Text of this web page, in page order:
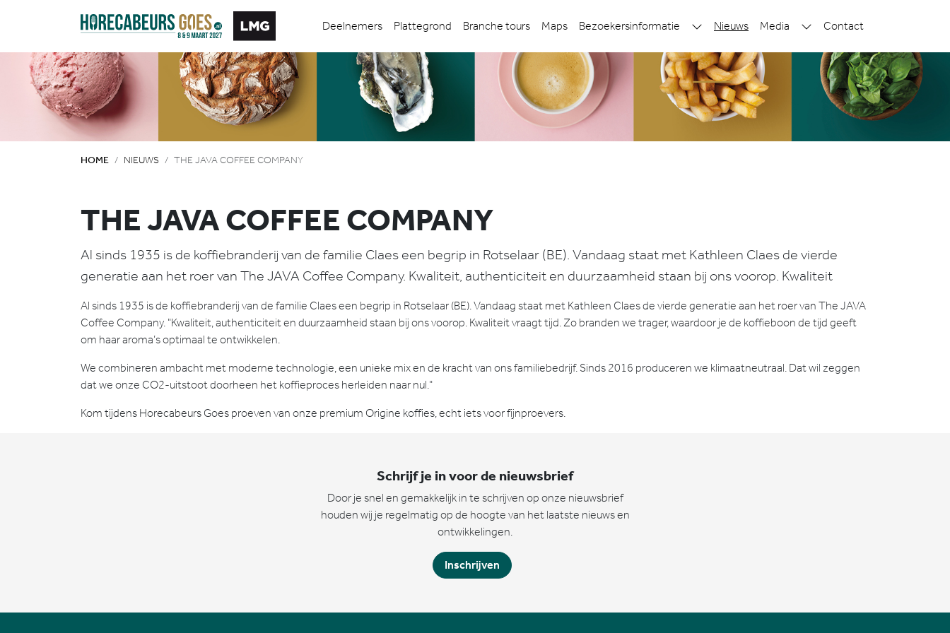
Deelnemers Plattegrond Branche tours Maps Bezoekersinformatie Nieuws Media Contact
HOME NIEUWS THE JAVA COFFEE COMPANY
THE JAVA COFFEE COMPANY
Al sinds 1935 is de koffiebranderij van de familie Claes een begrip in Rotselaar (BE). Vandaag staat met Kathleen Claes de vierde
generatie aan het roer van The JAVA Coffee Company. Kwaliteit, authenticiteit en duurzaamheid staan bij ons voorop. Kwaliteit
Al sinds 1935 is de koffiebranderij van de familie Claes een begrip in Rotselaar (BE). Vandaag staat met Kathleen Claes de vierde generatie aan het roer van The JAVA
Coffee Company. "Kwaliteit, authenticiteit en duurzaamheid staan bij ons voorop. Kwaliteit vraagt tijd. Zo branden we trager, waardoor je de koffieboon de tijd geeft
om haar aroma’s optimaal te ontwikkelen.
We combineren ambacht met moderne technologie, een unieke mix en de kracht van ons familiebedrijf. Sinds 2016 produceren we klimaatneutraal. Dat wil zeggen
dat we onze CO2-uitstoot doorheen het koffieproces herleiden naar nul."
Kom tijdens Horecabeurs Goes proeven van onze premium Origine koffies, echt iets voor fijnproevers.
Schrijf je in voor de nieuwsbrief
Door je snel en gemakkelijk in te schrijven op onze nieuwsbrief
houden wij je regelmatig op de hoogte van het laatste nieuws en
ontwikkelingen.
Inschrijven